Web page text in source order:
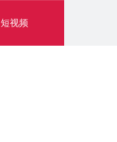
短视频